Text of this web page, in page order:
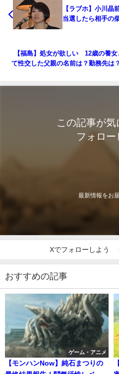
【ラブホ】小川晶
当選したら相手の
【福島】処女が欲しい 12歳の養女
て性交した父親の名前は？勤務先は
この記事が
フォロー
最新情報をお
Xでフォローしよう
おすすめの記事
ゲーム・アニメ
【モンハンNow】純石まつりの